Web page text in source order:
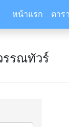
หน้าแรก ตาร
รรณทัวร์